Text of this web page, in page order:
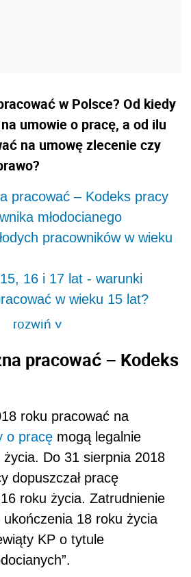
w Polsce? Od kiedy
umowie o pracę, a od ilu
na umowę zlecenie czy
pracować – Kodeks pracy
młodocianego
pracowników w wieku
16 i 17 lat - warunki
w wieku 15 lat?
rozwiń>
pracować – Kodeks
roku pracować na
o pracę mogą legalnie
Do 31 sierpnia 2018
dopuszczał pracę
roku życia. Zatrudnienie
18 roku życia
KP o tytule